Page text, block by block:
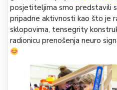
posjetiteljima smo predstavili
pripadne aktivnosti kao što je
sklopovima, tensegrity
radionicu prenošenja neuro